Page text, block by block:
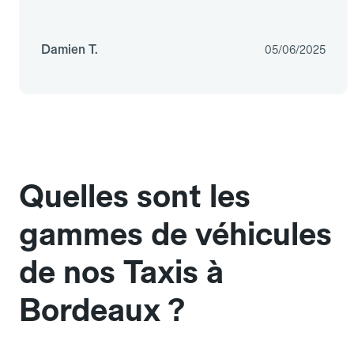
Damien T. 05/06/2025
Quelles sont les
gammes de véhicules
de nos Taxis à
Bordeaux ?